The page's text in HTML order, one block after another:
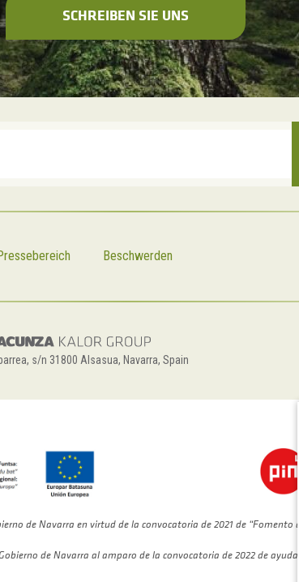
SCHREIBEN SIE UNS
Beschwerden
s/n 31800 Alsasua, Navarra, Spain
de Navarra en virtud de la convocatoria de 2021 de “Fomento
de Navarra al amparo de la convocatoria de 2022 de